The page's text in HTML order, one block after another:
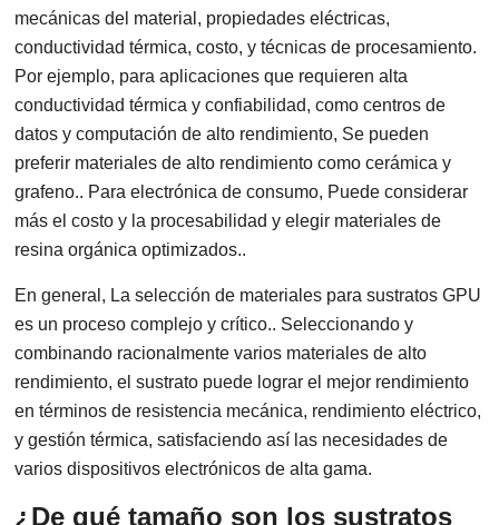
mecánicas del material, propiedades eléctricas,
conductividad térmica, costo, y técnicas de procesamiento.
Por ejemplo, para aplicaciones que requieren alta
conductividad térmica y confiabilidad, como centros de
datos y computación de alto rendimiento, Se pueden
preferir materiales de alto rendimiento como cerámica y
grafeno.. Para electrónica de consumo, Puede considerar
más el costo y la procesabilidad y elegir materiales de
resina orgánica optimizados..
En general, La selección de materiales para sustratos GPU
es un proceso complejo y crítico.. Seleccionando y
combinando racionalmente varios materiales de alto
rendimiento, el sustrato puede lograr el mejor rendimiento
en términos de resistencia mecánica, rendimiento eléctrico,
y gestión térmica, satisfaciendo así las necesidades de
varios dispositivos electrónicos de alta gama.
¿De qué tamaño son los sustratos